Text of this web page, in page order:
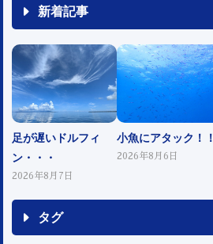
新着記事
足が遅いドルフィ
ン・・・
2026年8月7日
小魚にアタック！！
2026年8月6日
タグ